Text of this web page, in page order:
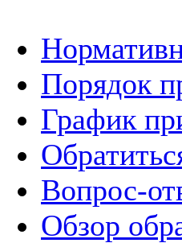
Порядок
График
Вопрос-
Обзор